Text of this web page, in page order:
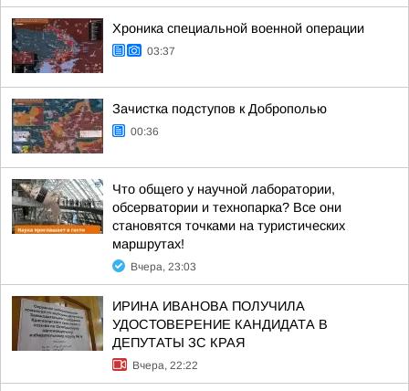
Хроника специальной военной операции
03:37
Зачистка подступов к Доброполью
00:36
Что общего у научной лаборатории,
обсерватории и технопарка? Все они
становятся точками на туристических
маршрутах!
Вчера, 23:03
ИРИНА ИВАНОВА ПОЛУЧИЛА
УДОСТОВЕРЕНИЕ КАНДИДАТА В
ДЕПУТАТЫ ЗС КРАЯ
Вчера, 22:22